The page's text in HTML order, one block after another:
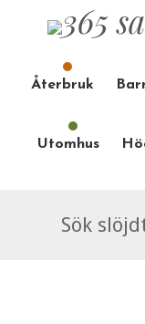
Återbruk
Utomhus